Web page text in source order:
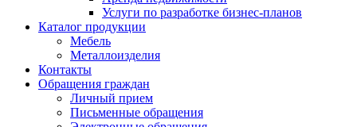
Услуги по разработке бизнес-планов
Каталог продукции
Мебель
Металлоизделия
Контакты
Обращения граждан
Личный прием
Письменные обращения